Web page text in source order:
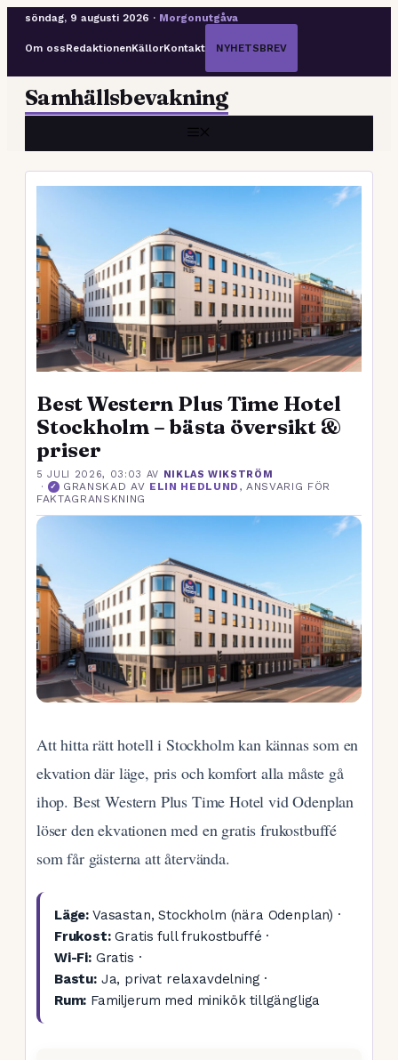
söndag, 9 augusti 2026 · Morgonutgåva
Om ossRedaktionenKällorKontakt NYHETSBREV
innehåll
Samhällsbevakning
Best Western Plus Time Hotel
Stockholm – bästa översikt &
priser
5 JULI 2026, 03:03 AV NIKLAS WIKSTRÖM
· ✓ GRANSKAD AV ELIN HEDLUND , ANSVARIG FÖR
FAKTAGRANSKNING
Att hitta rätt hotell i Stockholm kan kännas som en
ekvation där läge, pris och komfort alla måste gå
ihop. Best Western Plus Time Hotel vid Odenplan
löser den ekvationen med en gratis frukostbuffé
som får gästerna att återvända.
Läge: Vasastan, Stockholm (nära Odenplan) ·
Frukost:Gratis full frukostbuffé ·
Wi-Fi:Gratis ·
Bastu:Ja, privat relaxavdelning ·
Rum: Familjerum med minikök tillgängliga